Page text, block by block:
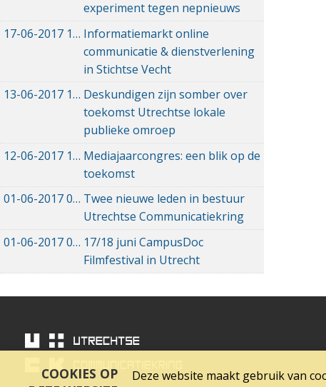
experiment tegen nepnieuws
17-06-2017 17-06-2017 14:45
Informatiemarkt online
communicatie & dienstverlening
in Stichtse Vecht
13-06-2017 13-06-2017 20:12
Deskundigen zijn somber over
toekomst Utrechtse lokale
publieke omroep
12-06-2017 12-06-2017 11:59
Mediajaarcongres: een blik op de
toekomst
01-06-201701-06-2017 15:39
Twee nieuwe leden in bestuur
Utrechtse Communicatiekring
01-06-201701-06-2017 12:11
17/18 juni CampusDoc
Filmfestival in Utrecht
COOKIES OP
Deze website maakt gebruik van